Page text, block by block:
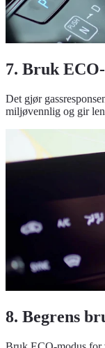
7. Bruk
Det gjør
miljøvennlig og gir
8. Begrens